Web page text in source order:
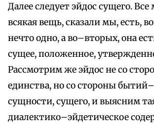
Далее следует эйдос сущего.
всякая вещь, сказали мы, есть,
нечто одно, а во–вторых, она
сущее, положенное,
Рассмотрим же эйдос не со
единства, но со стороны
сущности, сущего, и выясним
диалектико–эйдетическое